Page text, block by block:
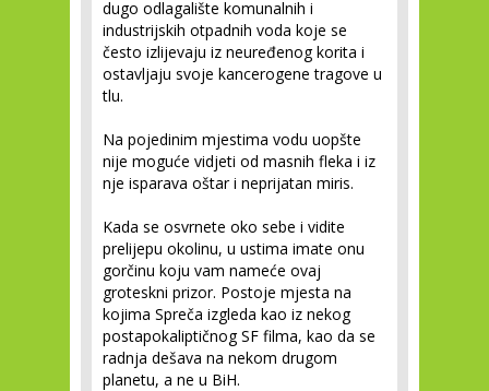
dugo odlagalište komunalnih i
industrijskih otpadnih voda koje se
često izlijevaju iz neuređenog korita i
ostavljaju svoje kancerogene tragove u
tlu.
Na pojedinim mjestima vodu uopšte
nije moguće vidjeti od masnih fleka i iz
nje isparava oštar i neprijatan miris.
Kada se osvrnete oko sebe i vidite
prelijepu okolinu, u ustima imate onu
gorčinu koju vam nameće ovaj
groteskni prizor. Postoje mjesta na
kojima Spreča izgleda kao iz nekog
postapokaliptičnog SF filma, kao da se
radnja dešava na nekom drugom
planetu, a ne u BiH.